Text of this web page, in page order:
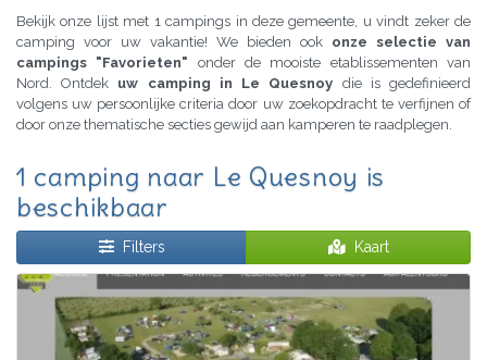
Bekijk onze lijst met 1 campings in deze gemeente, u vindt zeker de
camping voor uw vakantie! We bieden ook onze selectie van
campings "Favorieten" onder de mooiste etablissementen van
Nord. Ontdek uw camping in Le Quesnoy die is gedefinieerd
volgens uw persoonlijke criteria door uw zoekopdracht te verfijnen of
door onze thematische secties gewijd aan kamperen te raadplegen.
1 camping naar Le Quesnoy is
beschikbaar
Filters Kaart